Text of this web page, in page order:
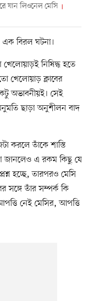
যান লিওনেল মেসি
বিরল ঘটনা।
খেলোয়াড়ই নিষিদ্ধ হতে
খেলোয়াড় ক্লাবের
অভাবনীয়ই। সেই
ছাড়া অনুশীলন বাদ
করলে তাঁকে শাস্তি
জানলেও এ রকম কিছু যে
হচ্ছে, তারপরও মেসি
সঙ্গে তাঁর সম্পর্ক কি
নেই মেসির, আপত্তি